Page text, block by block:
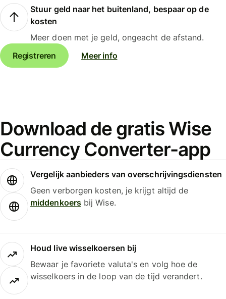
Stuur geld naar het buitenland, bespaar op de
kosten
Meer doen met je geld, ongeacht de afstand.
Registreren
Meer info
Download de gratis Wise
Currency Converter-app
Vergelijk aanbieders van overschrijvingsdiensten
Geen verborgen kosten, je krijgt altijd de
middenkoersbij Wise.
Houd live wisselkoersen bij
Bewaar je favoriete valuta's en volg hoe de
wisselkoers in de loop van de tijd verandert.